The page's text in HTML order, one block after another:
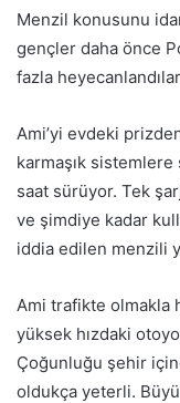
Menzil konusunu
gençler daha önce
fazla
Ami’yi evdeki
karmaşık
saat sürüyor. Tek
ve şimdiye kadar
iddia edilen menzili
Ami trafikte olmakla
yüksek hızdaki
Çoğunluğu şehir
oldukça yeterli.